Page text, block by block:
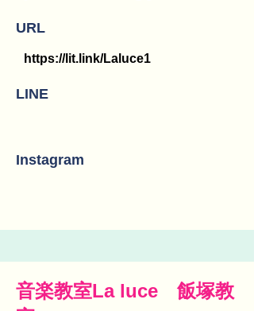
URL
https://lit.link/Laluce1
LINE
Instagram
音楽教室La luce 飯塚教